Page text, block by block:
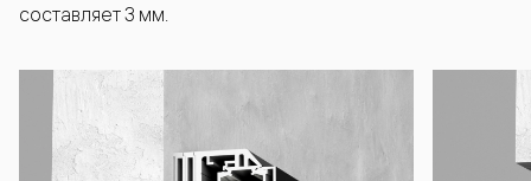
составляет 3 мм.